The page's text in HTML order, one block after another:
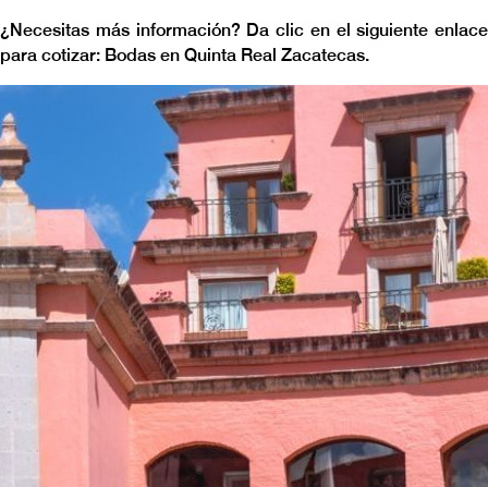
¿Necesitas más información? Da clic en el siguiente enlace
para cotizar: Bodas en Quinta Real Zacatecas.